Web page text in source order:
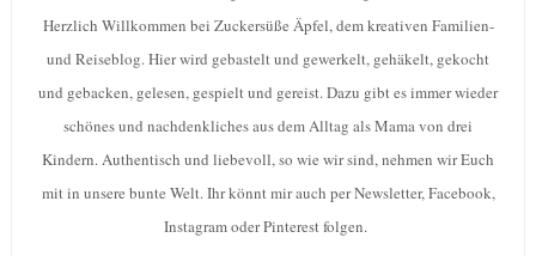
Herzlich Willkommen bei Zuckersüße Äpfel, dem kreativen Familien-
und Reiseblog. Hier wird gebastelt und gewerkelt, gehäkelt, gekocht
und gebacken, gelesen, gespielt und gereist. Dazu gibt es immer wieder
schönes und nachdenkliches aus dem Alltag als Mama von drei
Kindern. Authentisch und liebevoll, so wie wir sind, nehmen wir Euch
mit in unsere bunte Welt. Ihr könnt mir auch per Newsletter, Facebook,
Instagram oder Pinterest folgen.